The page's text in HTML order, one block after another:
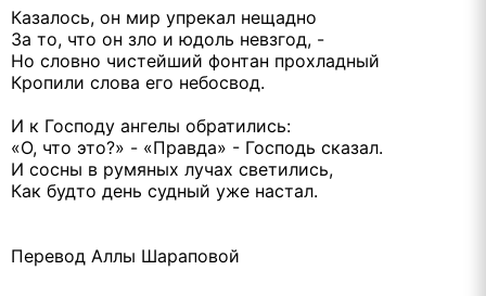
Казалось, он мир упрекал нещадно
За то, что он зло и юдоль невзгод, -
Но словно чистейший фонтан прохладный
Кропили слова его небосвод.
И к Господу ангелы обратились:
«О, что это?» - «Правда» - Господь сказал.
И сосны в румяных лучах светились,
Как будто день судный уже настал.
Перевод Аллы Шараповой